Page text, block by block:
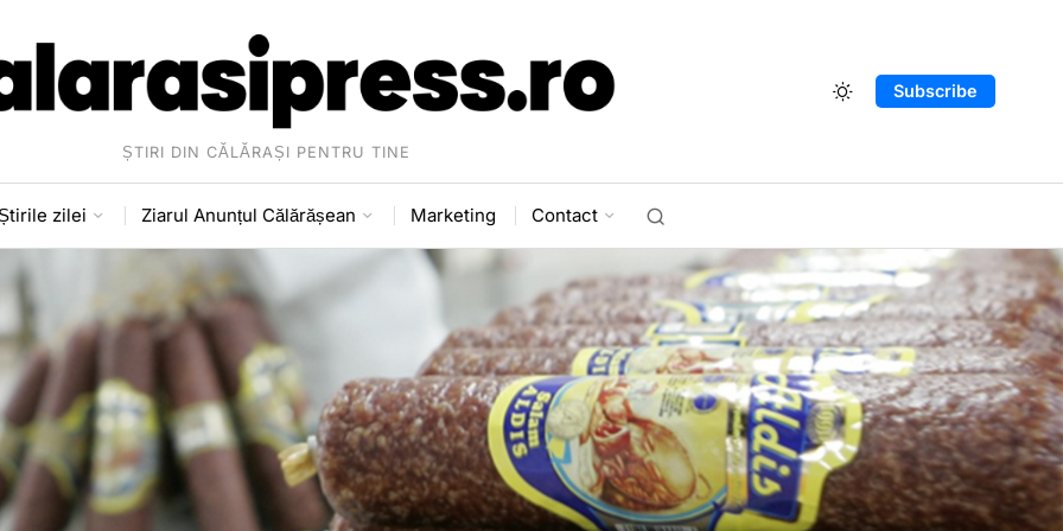
ȘTIRI DIN CĂLĂRAȘI PENTRU TINE
Subscribe
zilei Ziarul Anunțul Călărășean Marketing Contact